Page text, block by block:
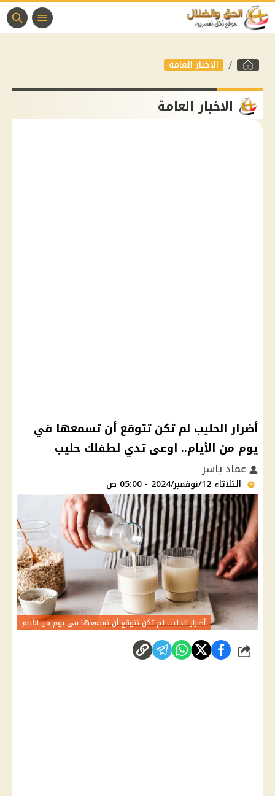
الاخبار العامة
الاخبار العامة
أضرار الحليب لم تكن تتوقع أن تسمعها في
يوم من الأيام.. اوعى تدي لطفلك حليب
عماد ياسر
الثلاثاء 12/نوفمبر/2024 - 05:00 ص
أضرار الحليب لم تكن تتوقع أن تسمعها في يوم من الأيام
شارك